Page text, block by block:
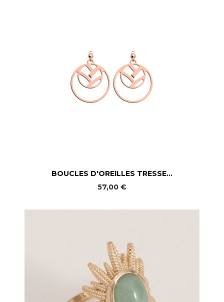
BOUCLES D'OREILLES TRESSE...
57,00 €